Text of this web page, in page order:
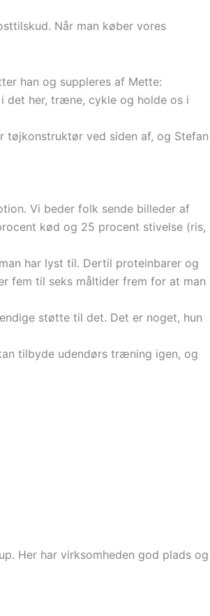
Når man køber vores
han og suppleres af Mette:
det her, træne, cykle og holde os i
tøjkonstruktør ved siden af, og Stefan
Vi beder folk sende billeder af
kød og 25 procent stivelse (ris,
har lyst til. Dertil proteinbarer og
fem til seks måltider frem for at man
støtte til det. Det er noget, hun
tilbyde udendørs træning igen, og
Her har virksomheden god plads og